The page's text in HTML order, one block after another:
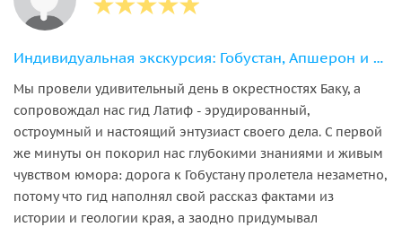
Индивидуальная экскурсия: Гобустан, Апшерон и храм Атешгях за 1 день
Мы провели удивительный день в окрестностях Баку, а
сопровождал нас гид Латиф - эрудированный,
остроумный и настоящий энтузиаст своего дела. С первой
же минуты он покорил нас глубокими знаниями и живым
чувством юмора: дорога к Гобустану пролетела незаметно,
потому что гид наполнял свой рассказ фактами из
истории и геологии края, а заодно придумывал